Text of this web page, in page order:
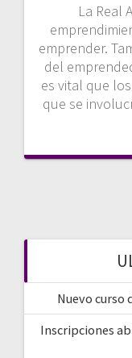
La Real
emprender.
del
es vital que
que se
Nuevo curso
Inscripciones